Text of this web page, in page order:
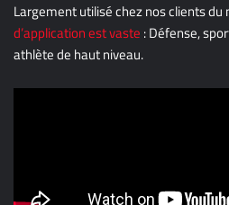
Largement utilisé chez nos clients
d’application est vaste : Défense,
athlète de haut niveau.